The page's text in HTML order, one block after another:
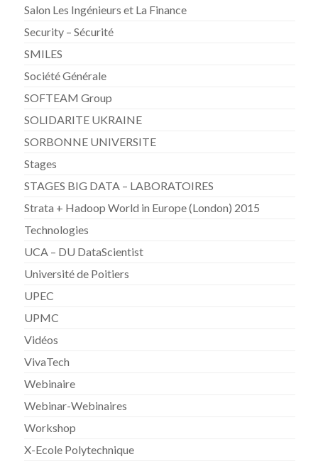
Salon Les Ingénieurs et La Finance
Security – Sécurité
SMILES
Société Générale
SOFTEAM Group
SOLIDARITE UKRAINE
SORBONNE UNIVERSITE
Stages
STAGES BIG DATA – LABORATOIRES
Strata + Hadoop World in Europe (London) 2015
Technologies
UCA – DU DataScientist
Université de Poitiers
UPEC
UPMC
Vidéos
VivaTech
Webinaire
Webinar-Webinaires
Workshop
X-Ecole Polytechnique